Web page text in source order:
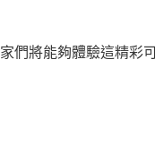
們將能夠體驗這精彩